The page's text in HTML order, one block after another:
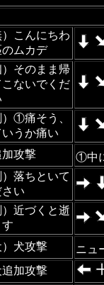
）こんにちわ
のムカデ
）そのまま帰
こないでくだ
）①痛そう、
いうか痛い
攻撃
①中
）落ちといて
さい
）近づくと逝
す
）犬攻撃
ニュ
加攻撃